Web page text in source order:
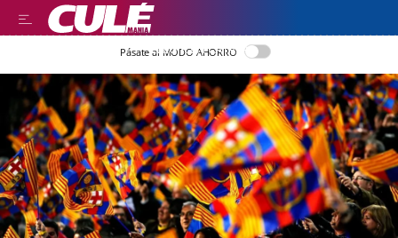
LLEGIR EN CATALÀ
Pásate al MODO AHORRO